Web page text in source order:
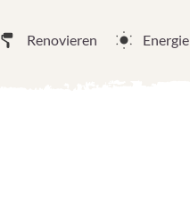
Renovieren Energie